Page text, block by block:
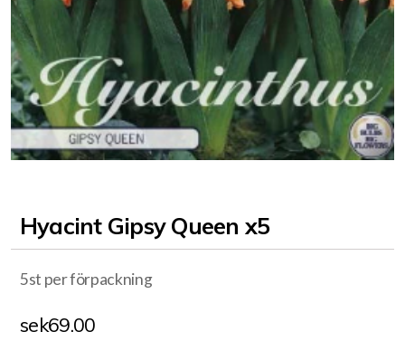
Hyacint Gipsy Queen x5
5st per förpackning
sek69.00